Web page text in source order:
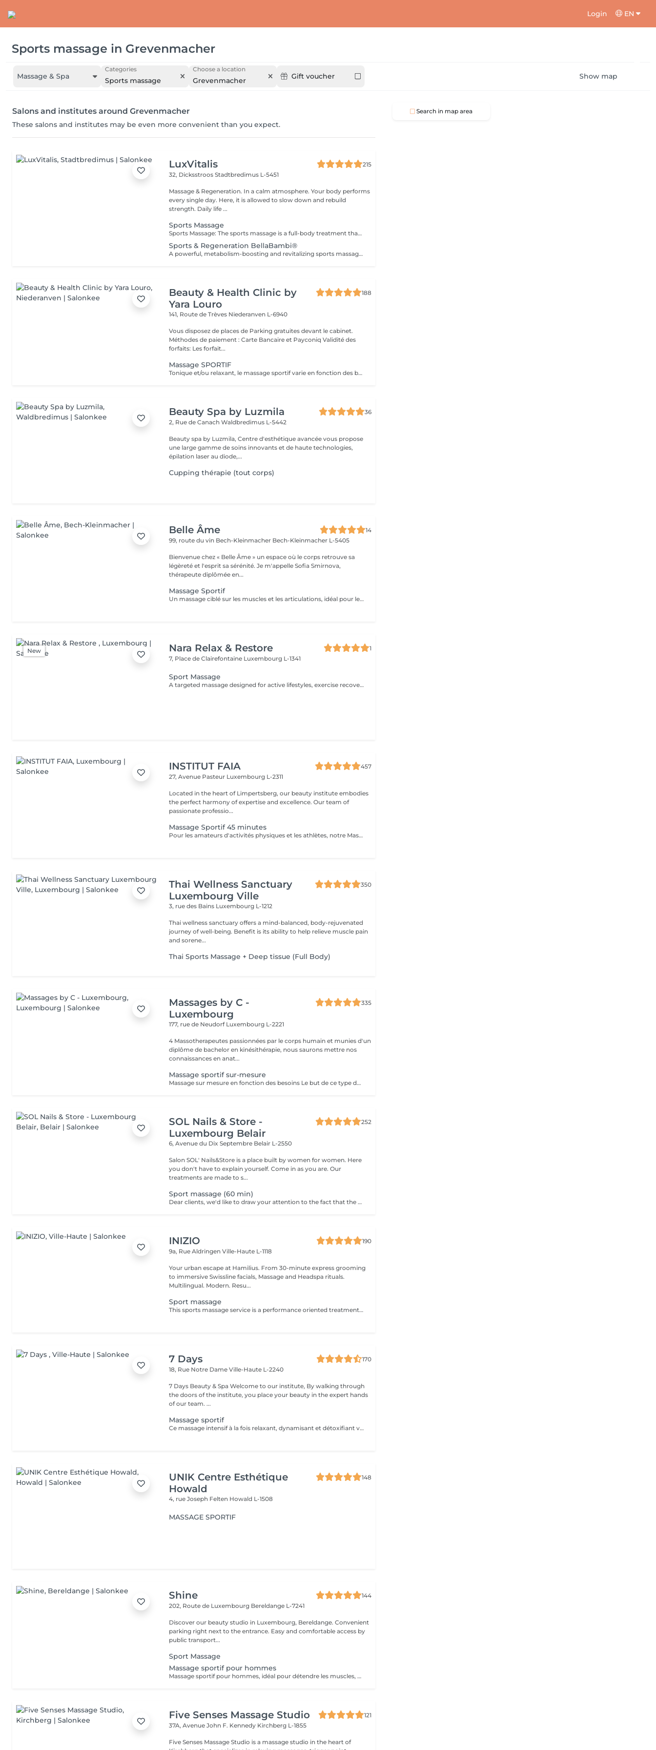
Login EN
Sports massage in Grevenmacher
Massage & Spa
Categories
Sports massage
Choose a location
Grevenmacher Gift voucher Show map
Salons and institutes around Grevenmacher
These salons and institutes may be even more convenient than you expect.
LuxVitalis
215
32, DicksstroosStadtbredimus L-5451
Massage & Regeneration. In a calm atmosphere. Your body performs
every single day. Here, it is allowed to slow down and rebuild
strength. Daily life ...
Sports Massage
Sports Massage: The sports massage is a full-body treatment that works deep into the tissue. It relaxes tight muscles, stimulates circulation, and tones the musculature. Skilled massage techniques, targeted stretches, and gentle joint mobilizations harmonize the muscles, support recovery, and enhance performance. Perfect for athletes or anyone with muscular tension.
Sports & Regeneration BellaBambi®
A powerful, metabolism-boosting and revitalizing sports massage combined with targeted, fascia-releasing cupping using BellaBambi® cups. This treatment works deep into the tissue, releases muscular tension, stimulates circulation, and supports recovery after physical activity. The combination of intensive massage, targeted stretching, and cupping stimulates microcirculation, activates the fascia network, and enhances mobility and performance. Perfect for active individuals, athletes, and anyone looking to regenerate and energize their body.
Beauty & Health Clinic by
Yara Louro
188
141, Route de Trèves Niederanven L-6940
Vous disposez de places de Parking gratuites devant le cabinet.
Méthodes de paiement : Carte Bancaire et Payconiq Validité des
forfaits: Les forfait...
Massage SPORTIF
Tonique et/ou relaxant, le massage sportif varie en fonction des besoins de la personne qui vient se faire masser. La particularité de ce massage ? On cible essentiellement le dos, les bras, les jambes, les pieds Bref, les muscles qui travaillent le plus afin de les soulager. Si on fait un massage sportif avant un entraînement, on minimise l'apparition des déchirures. Après un entraînement, cela permet de réduire les courbatures. On peut également le réserver entre deux séances pour accélérer la récupération. En somme, il y a toujours un bon moment pour profiter des multiples bienfaits de ce soin. Contrairement à ce que l'on pourrait croire, ce soin n'est pas réservé aux compétiteurs. Que l'on soit sportif ou pas, il est toujours excellent de libérer les muscles, de favoriser la circulation lymphatique et de relancer la circulation sanguine.
Beauty Spa by Luzmila
36
2, Rue de CanachWaldbredimus L-5442
Beauty spa by Luzmila, Centre d'esthétique avancée vous propose
une large gamme de soins innovants et de haute technologies,
épilation laser au diode,...
Cupping thérapie (tout corps)
Belle Âme
14
99, route du vin Bech-Kleinmacher Bech-Kleinmacher L-5405
Bienvenue chez « Belle Âme » un espace où le corps retrouve sa
légèreté et l'esprit sa sérénité. Je m'appelle Sofia Smirnova,
thérapeute diplômée en...
Massage Sportif
Un massage ciblé sur les muscles et les articulations, idéal pour les personnes actives et les sportifs. Il favorise la récupération, réduit les tensions et améliore la souplesse. L'intensité est toujours adaptée individuellement - de modérée à très profonde.
New Nara Relax & Restore
1
7, Place de Clairefontaine Luxembourg L-1341
Sport Massage
A targeted massage designed for active lifestyles, exercise recovery, and muscle maintenance. Using deeper pressure techniques, this treatment helps release muscle tension, reduce stiffness, improve flexibility, and support faster recovery after physical activity.
INSTITUT FAIA
457
27, Avenue Pasteur Luxembourg L-2311
Located in the heart of Limpertsberg, our beauty institute embodies
the perfect harmony of expertise and excellence. Our team of
passionate professio...
Massage Sportif 45 minutes
Pour les amateurs d'activités physiques et les athlètes, notre Massage Sportif est la clé pour optimiser la performance et récupérer plus rapidement. Nos thérapeutes spécialisés utilisent des techniques ciblées pour relâcher les tensions musculaires, améliorer la flexibilité et accélérer la récupération. Que vous soyez un sportif professionnel ou simplement actif, ce massage vous permet de rester au sommet de votre forme
Thai Wellness Sanctuary
Luxembourg Ville
350
3, rue des Bains Luxembourg L-1212
Thai wellness sanctuary offers a mind-balanced, body-rejuvenated
journey of well-being. Benefit is its ability to help relieve muscle pain
and sorene...
Thai Sports Massage + Deep tissue (Full Body)
Massages by C -
Luxembourg
335
177, rue de Neudorf Luxembourg L-2221
4 Massotherapeutes passionnées par le corps humain et munies d'un
diplôme de bachelor en kinésithérapie, nous saurons mettre nos
connaissances en anat...
Massage sportif sur-mesure
Massage sur mesure en fonction des besoins Le but de ce type de massage sera l'optimisation de la récupération musculaire entre les entraînements sportifs (circulation sanguine ramenée au coeur et muscles assouplis), le rythme sera élevé et la pression plus forte que lors d'un massage relaxant mais moins que pour un massage des tissus profonds
SOL Nails & Store -
Luxembourg Belair
252
6, Avenue du Dix Septembre Belair L-2550
Salon SOL' Nails&Store is a place built by women for women. Here
you don't have to explain yourself. Come in as you are. Our
treatments are made to s...
Sport massage (60 min)
Dear clients, we'd like to draw your attention to the fact that the actual massage time is indicated in parentheses next to the name of the massage. The duration list on the website includes time for room and client preparation. We strive to provide you with the highest quality and comfort. Thank you for your understanding.
INIZIO
190
9a, Rue AldringenVille-Haute L-1118
Your urban escape at Hamilius. From 30-minute express grooming
to immersive Swissline facials, Massage and Headspa rituals.
Multilingual. Modern. Resu...
Sport massage
This sports massage service is a performance oriented treatment designed for active individuals, athletes, or anyone training regularly. It combines deep, targeted techniques with mobility work to prepare the body before exercise, speed up recovery after workouts, and address specific muscle tightness or overuse patterns that can affect performance and increase injury risk. Key benefits : Prepares muscles for physical activity by increasing blood flow, flexibility, and range of motion, helping prevent strains and injuries. Speeds up recovery by reducing muscle soreness, flushing out metabolic waste, and easing tightness in commonly overworked areas such as legs, calves, and shoulders. Helps correct imbalances and overuse issues by releasing trigger points and tight fascia, improving posture, movement efficiency, and overall athletic performance.
7 Days
170
18, Rue Notre DameVille-Haute L-2240
7 Days Beauty & Spa Welcome to our institute, By walking through
the doors of the institute, you place your beauty in the expert hands
of our team. ...
Massage sportif
Ce massage intensif à la fois relaxant, dynamisant et détoxifiant vise la circulation, les muscles mais aussi les tendons. Il est idéal pour la récupération musculaire et psychique. Rituel beauté quotidien, moment rien qu'à soi, instant privilégié cocooning du week-end. Les moments pour prendre soin de soi sont rares et pourtant si importants. Votre peau a besoin d'hydratation, votre corps a besoin d'être chouchouté à bien des égards. Trop souvent mis de côté, les massages professionnels du corps sont pourtant indispensables à votre bien-être et permettent de concentrer le massage aux endroits désirés.
UNIK Centre Esthétique
Howald
148
4, rue Joseph Felten Howald L-1508
MASSAGE SPORTIF
Shine
144
202, Route de Luxembourg Bereldange L-7241
Discover our beauty studio in Luxembourg, Bereldange. Convenient
parking right next to the entrance. Easy and comfortable access by
public transport...
Sport Massage
Massage sportif pour hommes
Massage sportif pour hommes, idéal pour détendre les muscles, améliorer la récupération et réduire les tensions. Recommandé après le sport, le travail physique ou en cas de fatigue musculaire.
Five Senses Massage Studio
121
37A, Avenue John F. Kennedy Kirchberg L-1855
Five Senses Massage Studio is a massage studio in the heart of
Search in map area